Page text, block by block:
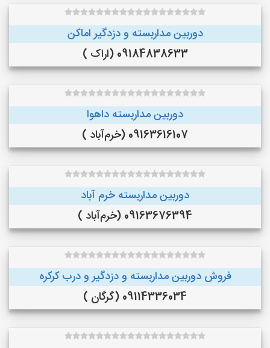
دوربین مداربسته و دزدگیر اماکن
09184838633 (اراک )
دوربین مداربسته داهوا
09163616107 (خرم‌آباد )
دوربین مداربسته خرم آباد
09163676394 (خرم‌آباد )
فروش دوربین مداربسته و دزدگیر و درب کرکره
09114336034 (گرگان )